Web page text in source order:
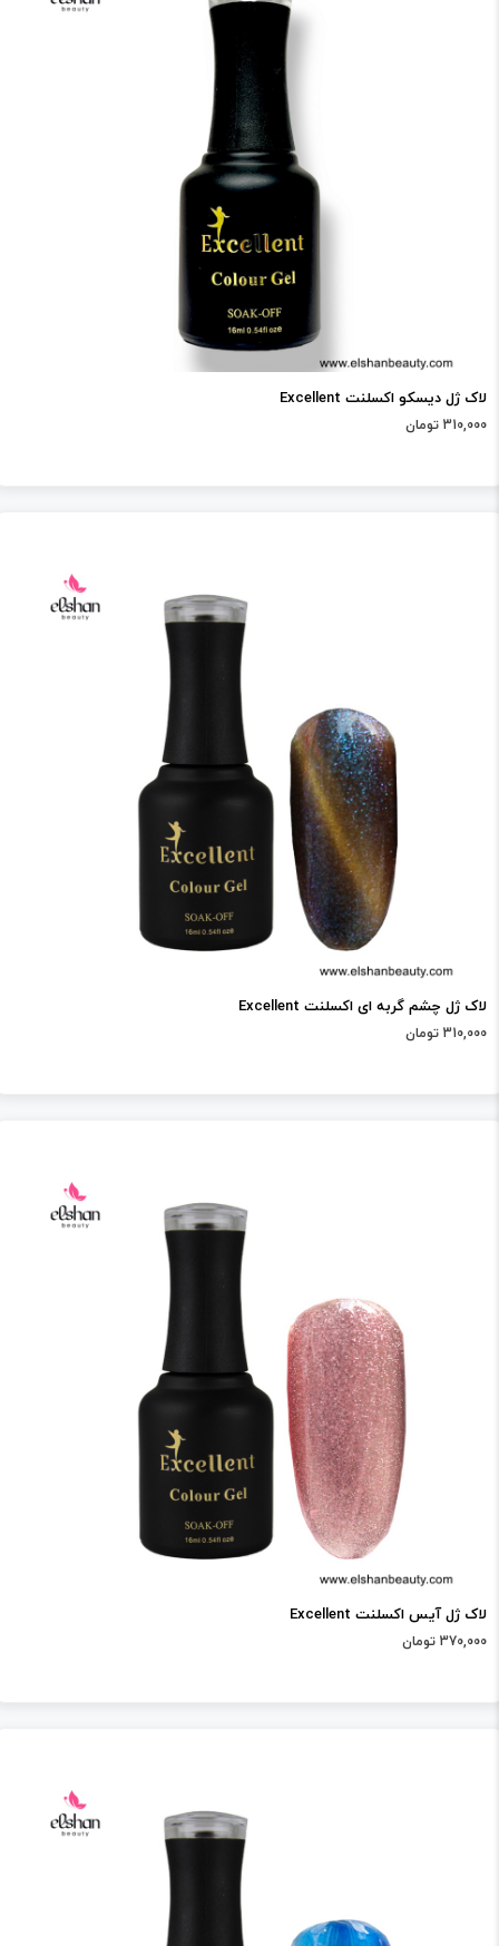
لاک ژل دیسکو اکسلنت Excellent
310,000 تومان
لاک ژل چشم گربه ای اکسلنت Excellent
310,000 تومان
لاک ژل آیس اکسلنت Excellent
370,000 تومان